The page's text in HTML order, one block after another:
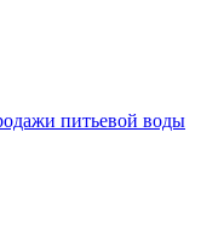
питьевой воды